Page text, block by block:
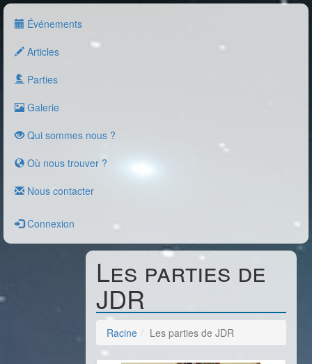
Événements
Articles
Parties
Galerie
Qui sommes nous ?
Où nous trouver ?
Nous contacter
Connexion
Les parties de
JDR
Racine Les parties de JDR